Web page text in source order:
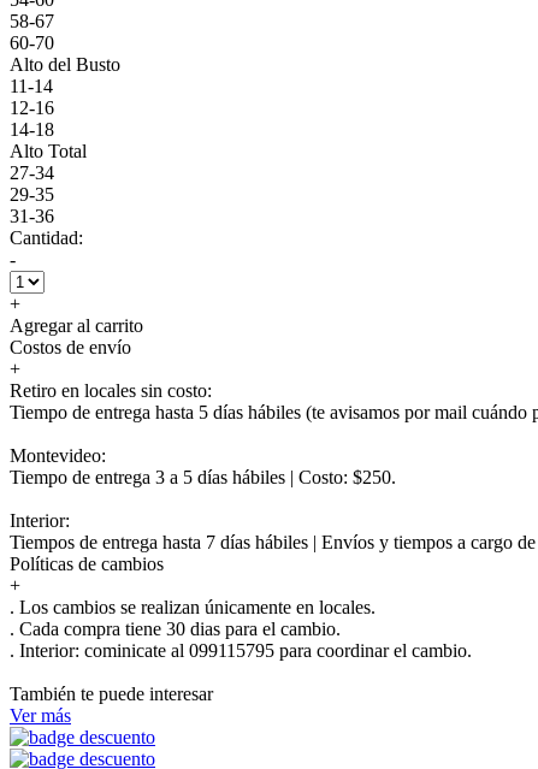
58-67
60-70
Alto del Busto
11-14
12-16
14-18
Alto Total
27-34
29-35
31-36
Cantidad:
-
+
Agregar al carrito
Costos de envío
+
Retiro en locales sin costo:
Tiempo de entrega hasta 5 días hábiles (te avisamos por mail cuándo
Montevideo:
Tiempo de entrega 3 a 5 días hábiles | Costo: $250.
Interior:
Tiempos de entrega hasta 7 días hábiles | Envíos y tiempos a cargo
Políticas de cambios
+
. Los cambios se realizan únicamente en locales.
. Cada compra tiene 30 dias para el cambio.
. Interior: cominicate al 099115795 para coordinar el cambio.
También te puede interesar
Ver más